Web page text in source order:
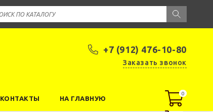
+7 (912) 476-10-80
Заказать звонок
КОНТАКТЫ НА ГЛАВНУЮ
0
0